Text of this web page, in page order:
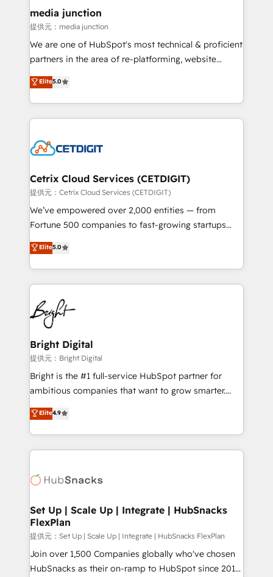
Mexico, USA, and Portugal—we've executed over a
hundred successful operations. Our approach,
rooted in RevOps principles, integrates analysis,
training, planning, and qualification. Leveraging
inbound marketing tactics, we focus on
understanding, nurturing, and converting leads.
competitive market.
media junction
提供元：media junction
We are one of HubSpot's most technical & proficient
partners in the area of re-platforming, website
design & development. We specialize in multi-hub
implementations for mid-market & enterprise
companies. We are woman-owned, powered by
coffee, and we ❤️ dogs. We produce award-winning
Impact Award 🏆2022 Technical Expertise Impact
Award 🏆2020 Elite Solutions Partner 🏆2019
Integrations HubSpot Impact Award 🏆2019
Marketing Enablement HubSpot Impact Award 🏆
2018 Website Design HubSpot Impact Award 🏆2017
Growth-Driven Design Agency of the Year 🏆2016
Sales Enablement HubSpot Impact Award 🏆2015
HubSpot COS Performance Award 🏆2014 HubSpot
COS Design Award 🏆2013 HubSpot Marketplace
Partner 📆Founded in 1997
Elite5.0
Cetrix Cloud Services (CETDIGIT)
提供元：Cetrix Cloud Services (CETDIGIT)
We’ve empowered over 2,000 entities — from
Fortune 500 companies to fast-growing startups
and nonprofits — to streamline operations, scale
revenue, and unlock the full potential of HubSpot.
With deep technical and industry expertise, we fuse
automation, integration, and AI innovation to deliver
lasting impact. We specialize in: • Turnkey and end-
to-end HubSpot implementations • Onboarding for
Sales, Service, Marketing & Content Hubs • AI voice
and chat agents, predictive automation, and smart
workflows • Salesforce + HubSpot integration •
RevOps and AI-driven sales enablement • Website
design and CMS development • ERP integration: SAP,
and CRM migration from any platform •
Client/member portals built on HubSpot • Custom
WooCommerce, BuilderTrend, and more Experience
the difference — reach out to see how AI + HubSpot
Elite5.0
Bright Digital
提供元：Bright Digital
Bright is the #1 full-service HubSpot partner for
ambitious companies that want to grow smarter.
From HubSpot onboarding, to training, from
developing a new website to lead generation and
digital marketing; we do it all (and with great
results)! In short, our services include: - HubSpot
HubSpot development: websites, custom modules,
marketing, advertising, campaigns, content and
design We connect people, data and technology to
improve customer experiences. With our bright
people, exciting ideas and can-do mentality, we
ensure revenue growth on a daily basis. So tell us
Elite4.9
Set Up | Scale Up | Integrate | HubSnacks
FlexPlan
提供元：Set Up | Scale Up | Integrate | HubSnacks FlexPlan
Join over 1,500 Companies globally who've chosen
HubSnacks as their on-ramp to HubSpot since 2014